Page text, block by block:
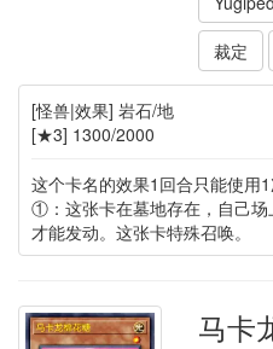
裁定
[怪兽|效果] 岩石/地
[★3] 1300/2000
这个卡名的效果1回合只能使用1
①：这张卡在墓地存在，自己
才能发动。这张卡特殊召唤。
马卡